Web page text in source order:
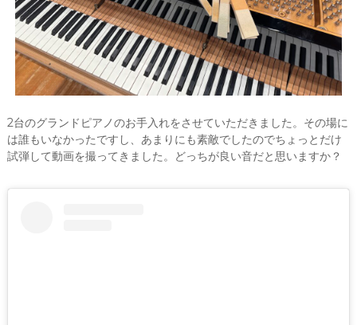
2台のグランドピアノのお手入れをさせていただきました。その場に
は誰もいなかったですし、あまりにも素敵でしたのでちょっとだけ
試弾して動画を撮ってきました。どっちが良い音だと思いますか？